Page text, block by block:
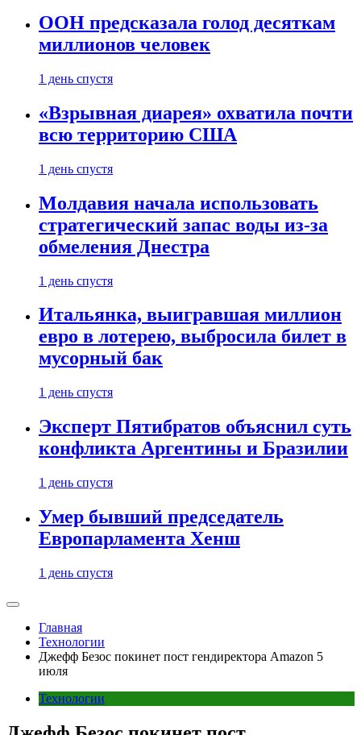
ООН предсказала голод десяткам
миллионов человек
1 день спустя
«Взрывная диарея» охватила почти
всю территорию США
1 день спустя
Молдавия начала использовать
стратегический запас воды из-за
обмеления Днестра
1 день спустя
Итальянка, выигравшая миллион
евро в лотерею, выбросила билет в
мусорный бак
1 день спустя
Эксперт Пятибратов объяснил суть
конфликта Аргентины и Бразилии
1 день спустя
Умер бывший председатель
Европарламента Хенш
1 день спустя
Главная
Технологии
Джефф Безос покинет пост гендиректора Amazon 5
июля
Технологии